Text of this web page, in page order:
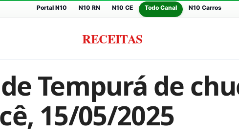
Portal N10 N10 RN N10 CE Todo Canal N10 Carros
RECEITAS
Tempurá de
15/05/2025